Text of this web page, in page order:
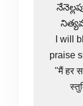
I will
praise
"मैं हर